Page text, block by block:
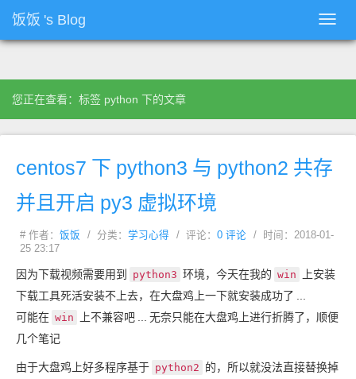
饭饭 's Blog
您正在查看：标签 python 下的文章
centos7 下 python3 与 python2 共存
并且开启 py3 虚拟环境
# 作者： 饭饭 / 分类： 学习心得 / 评论： 0 评论
/ 时间：2018-01-
25 23:17
因为下载视频需要用到 python3 环境，今天在我的 win
上安装
下载工具死活安装不上去，在大盘鸡上一下就安装成功了
可能在 win 上不兼容吧
无奈只能在大盘鸡上进行折腾了，顺便
几个笔记
由于大盘鸡上好多程序基于 python2 的，所以就没法直接替换掉